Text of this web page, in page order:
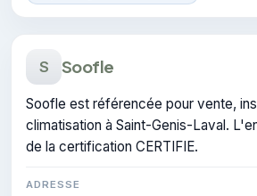
S Soofle
Soofle est référencée pour vente,
climatisation à Saint-Genis-Laval.
de la certification CERTIFIE.
ADRESSE